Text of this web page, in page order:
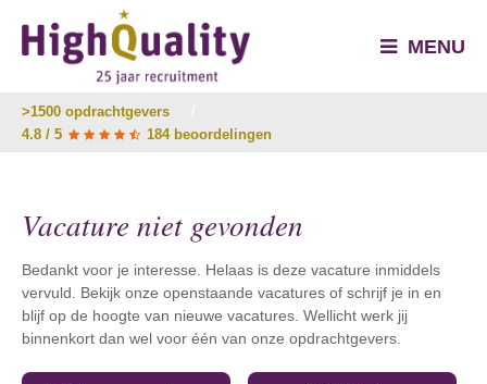
MENU
>1500 opdrachtgevers
4.8 / 5
184 beoordelingen
Vacature niet gevonden
Bedankt voor je interesse. Helaas is deze vacature inmiddels
vervuld. Bekijk onze openstaande vacatures of schrijf je in en
blijf op de hoogte van nieuwe vacatures. Wellicht werk jij
binnenkort dan wel voor één van onze opdrachtgevers.